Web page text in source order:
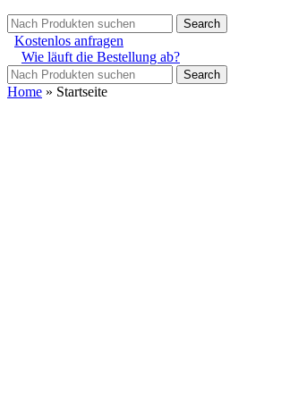
Search
Kostenlos anfragen
Wie läuft die Bestellung ab?
Search
Home » Startseite